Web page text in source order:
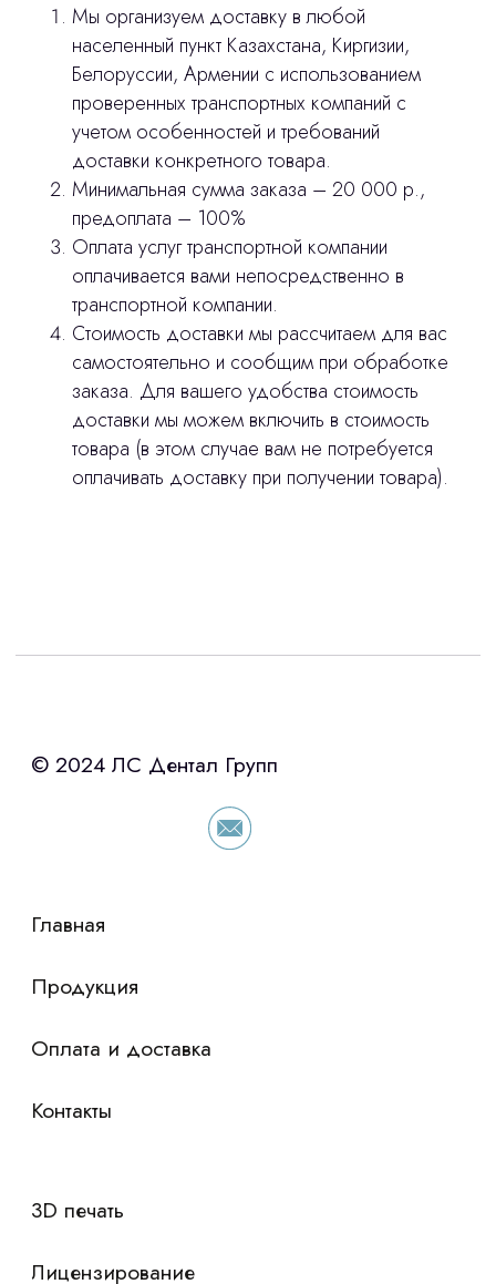
Мы организуем доставку в любой
населенный пункт Казахстана, Киргизии,
Белоруссии, Армении с использованием
проверенных транспортных компаний с
учетом особенностей и требований
доставки конкретного товара.
Минимальная сумма заказа – 20 000 р.,
предоплата – 100%
Оплата услуг транспортной компании
оплачивается вами непосредственно в
транспортной компании.
Стоимость доставки мы рассчитаем для вас
самостоятельно и сообщим при обработке
заказа. Для вашего удобства стоимость
доставки мы можем включить в стоимость
товара (в этом случае вам не потребуется
оплачивать доставку при получении товара).
Интересует лизинг?
«Уралпромлизинг» подберем выгодные
условия по лизингу оборудования,
просто оставьте контакты чтобы мы
сориентировали по условиям
сделано
3D печать
Лицензирование
Изготовление хирургических шаблонов
Политика конфиденциальности
Контакты